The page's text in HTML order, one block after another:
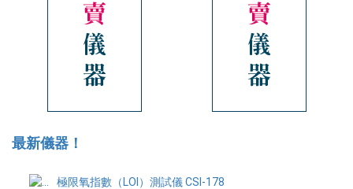
最新儀器！
極限氧指數（LOI）測試儀 CSI-178